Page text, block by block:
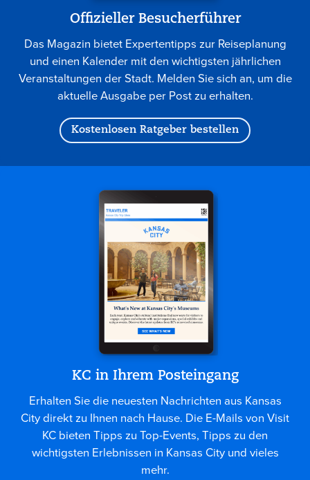
Offizieller Besucherführer
Das Magazin bietet Expertentipps zur Reiseplanung
und einen Kalender mit den wichtigsten jährlichen
Veranstaltungen der Stadt. Melden Sie sich an, um die
aktuelle Ausgabe per Post zu erhalten.
Kostenlosen Ratgeber bestellen
KC in Ihrem Posteingang
Erhalten Sie die neuesten Nachrichten aus Kansas
City direkt zu Ihnen nach Hause. Die E-Mails von Visit
KC bieten Tipps zu Top-Events, Tipps zu den
wichtigsten Erlebnissen in Kansas City und vieles
mehr.